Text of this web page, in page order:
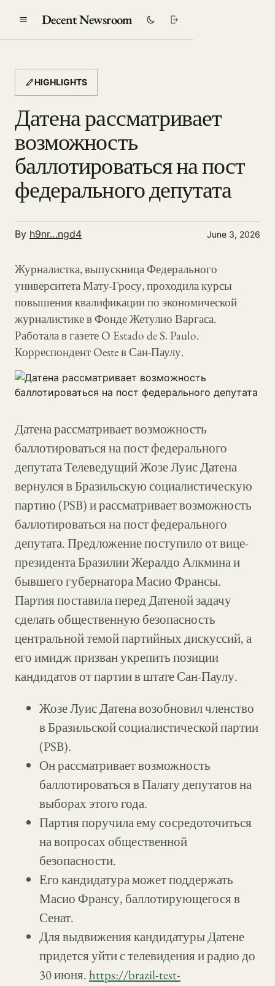
Decent Newsroom
HIGHLIGHTS
Датена рассматривает
возможность
баллотироваться на пост
федерального депутата
By h9nr…ngd4 June 3, 2026
Журналистка, выпускница Федерального
университета Мату-Гросу, проходила курсы
повышения квалификации по экономической
журналистике в Фонде Жетулио Варгаса.
Работала в газете O Estado de S. Paulo.
Корреспондент Oeste в Сан-Паулу.
Датена рассматривает возможность
баллотироваться на пост федерального
депутата Телеведущий Жозе Луис Датена
вернулся в Бразильскую социалистическую
партию (PSB) и рассматривает возможность
баллотироваться на пост федерального
депутата. Предложение поступило от вице-
президента Бразилии Жералдо Алкмина и
бывшего губернатора Масио Франсы.
Партия поставила перед Датеной задачу
сделать общественную безопасность
центральной темой партийных дискуссий, а
его имидж призван укрепить позиции
кандидатов от партии в штате Сан-Паулу.
Жозе Луис Датена возобновил членство
в Бразильской социалистической партии
(PSB).
Он рассматривает возможность
баллотироваться в Палату депутатов на
выборах этого года.
Партия поручила ему сосредоточиться
на вопросах общественной
безопасности.
Его кандидатура может поддержать
Масио Франсу, баллотирующегося в
Сенат.
Для выдвижения кандидатуры Датене
придется уйти с телевидения и радио до
30 июня.https://brazil-test-